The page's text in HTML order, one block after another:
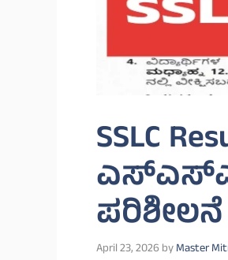
SSLC
April 23, 2026 byMaster